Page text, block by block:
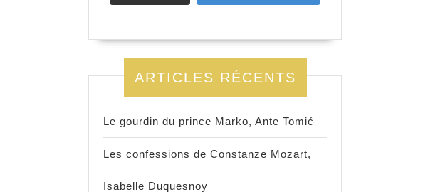
ARTICLES RÉCENTS
Le gourdin du prince Marko, Ante Tomić
Les confessions de Constanze Mozart,
Isabelle Duquesnoy